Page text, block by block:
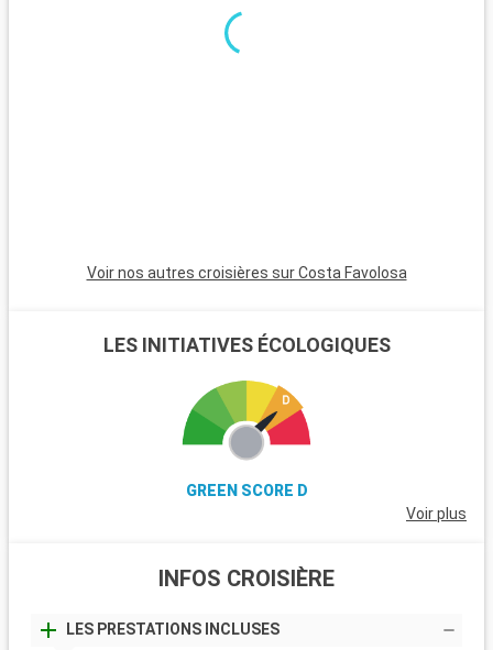
journée en famille, le Heide Park Resort, l'un des plus grands
parcs d'attractions d'Allemagne, est situé à une heure de
Voir nos autres croisières sur Costa Favolosa
LES INITIATIVES ÉCOLOGIQUES
GREEN SCORE D
Voir plus
INFOS CROISIÈRE
LES PRESTATIONS INCLUSES